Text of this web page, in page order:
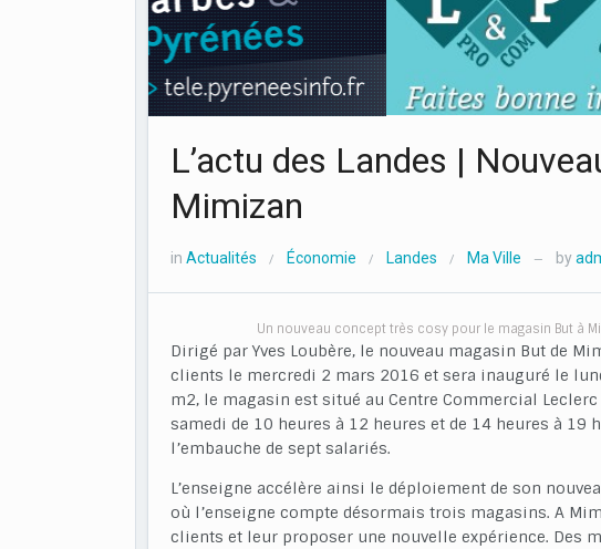
L’actu des Landes |
Mimizan
in Actualités / Économie / Landes / Ma Ville — by
Un nouveau concept très cosy pour le magasin But à
Dirigé par Yves Loubère, le nouveau magasin But de
clients le mercredi 2 mars 2016 et sera inauguré le
m2, le magasin est situé au Centre Commercial
samedi de 10 heures à 12 heures et de 14 heures à 19
l’embauche de sept salariés.
L’enseigne accélère ainsi le déploiement de son
où l’enseigne compte désormais trois magasins. A
clients et leur proposer une nouvelle expérience. Des